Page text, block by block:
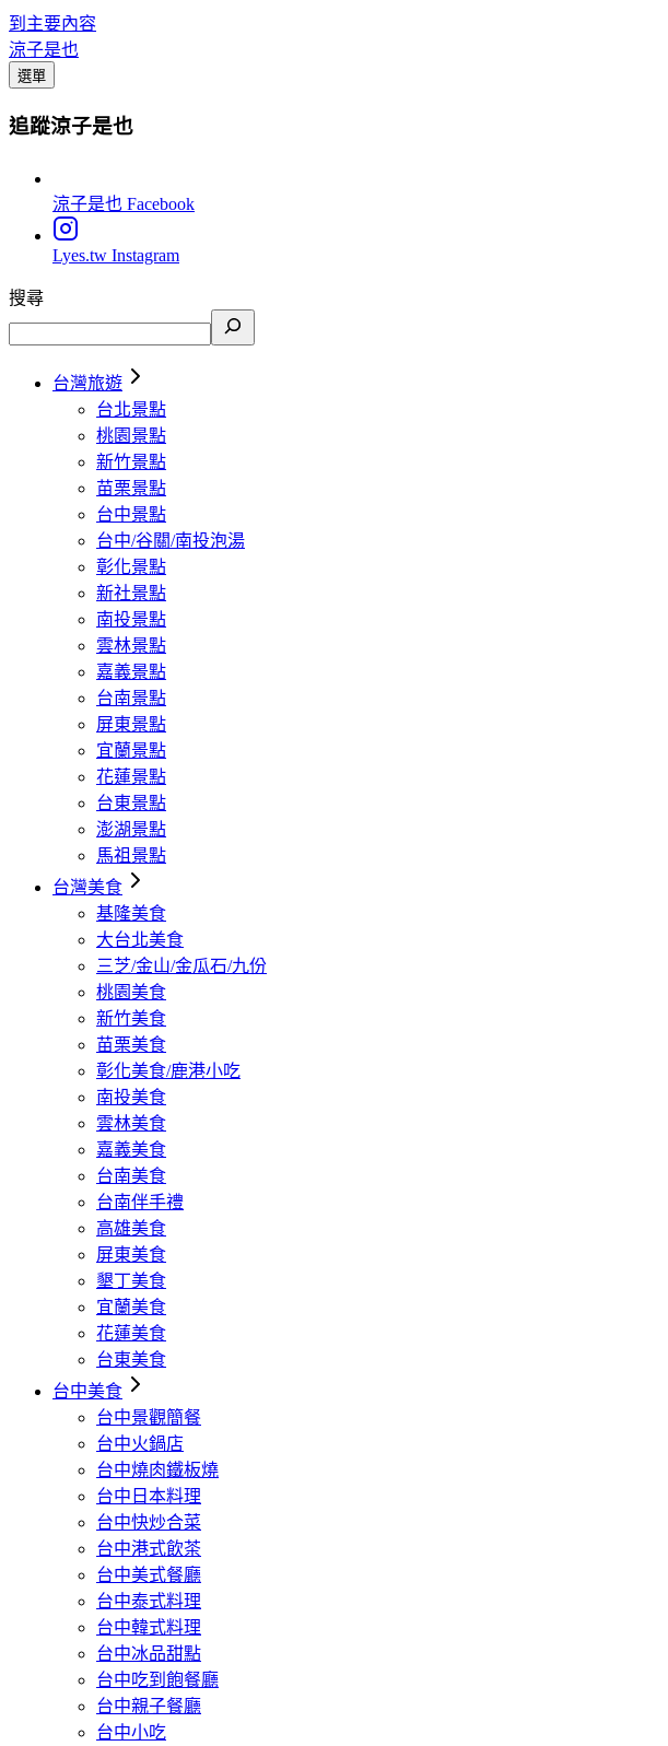
到主要內容
涼子是也
選單
追蹤涼子是也
涼子是也 Facebook
Lyes.tw Instagram
搜尋
台灣旅遊
台北景點
桃園景點
新竹景點
苗栗景點
台中景點
台中/谷關/南投泡湯
彰化景點
新社景點
南投景點
雲林景點
嘉義景點
台南景點
屏東景點
宜蘭景點
花蓮景點
台東景點
澎湖景點
馬祖景點
台灣美食
基隆美食
大台北美食
三芝/金山/金瓜石/九份
桃園美食
新竹美食
苗栗美食
彰化美食/鹿港小吃
南投美食
雲林美食
嘉義美食
台南美食
台南伴手禮
高雄美食
屏東美食
墾丁美食
宜蘭美食
花蓮美食
台東美食
台中美食
台中景觀簡餐
台中火鍋店
台中燒肉鐵板燒
台中日本料理
台中快炒合菜
台中港式飲茶
台中美式餐廳
台中泰式料理
台中韓式料理
台中冰品甜點
台中吃到飽餐廳
台中親子餐廳
台中小吃